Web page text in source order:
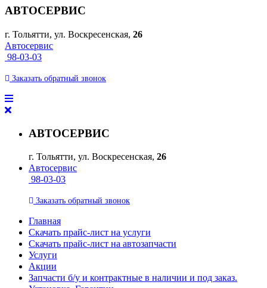
АВТОСЕРВИС
г. Тольятти, ул. Воскресенская, 26
Автосервис
98-03-03
Заказать обратный звонок
АВТОСЕРВИС
г. Тольятти, ул. Воскресенская, 26
Автосервис
98-03-03
Заказать обратный звонок
Главная
Скачать прайс-лист на услуги
Скачать прайс-лист на автозапчасти
Услуги
Акции
Запчасти б/у и контрактные в наличии и под заказ.